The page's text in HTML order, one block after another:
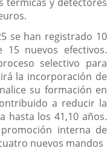
térmicas y detectores
se han registrado 10
nuevos efectivos.
selectivo para
la incorporación de
su formación en
a reducir la
hasta los 41,10 años.
interna de
nuevos mandos